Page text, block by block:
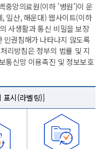
중앙의료원(이하 '병원')이 운
일산, 해운대) 웹사이트(이하
사생활과 통신 비밀을 보장
인권침해가 나타나지 않도록
리방침은 정부의 법률 및 지
통신망 이용촉진 및 정보보호
표시(라벨링)]